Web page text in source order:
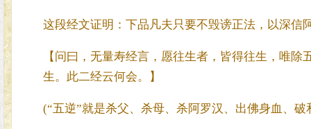
这段经文证明：下品凡夫只要不毁谤正法，以深信
【问曰，无量寿经言，愿往生者，皆得往生，唯
生。此二经云何会。】
(“五逆”就是杀父、杀母、杀阿罗汉、出佛身血、破